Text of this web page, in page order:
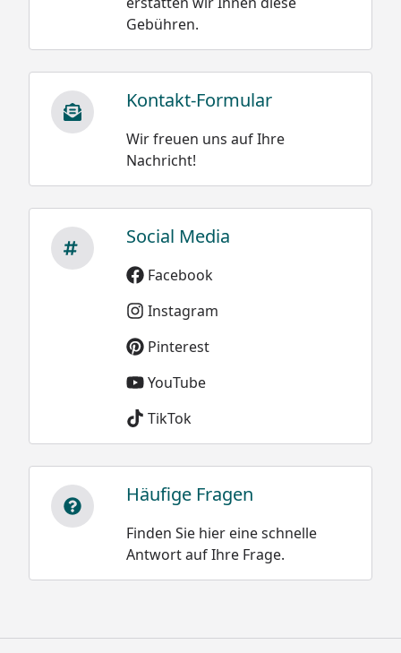
Gebühren.
Kontakt-Formular
Wir freuen uns auf Ihre
Nachricht!
Social Media
Facebook
Instagram
Pinterest
YouTube
TikTok
Häufige Fragen
Finden Sie hier eine schnelle
Antwort auf Ihre Frage.